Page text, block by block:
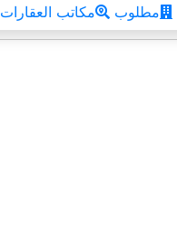
مكاتب العقارات مطلوب